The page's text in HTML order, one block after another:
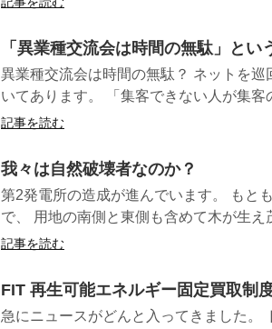
「異業種交流会は時間の無駄」とい
異業種交流会は時間の無駄？ ネットを
いてあります。 「集客できない人が集客
記事を読む
我々は自然破壊者なのか？
第2発電所の造成が進んでいます。 もと
で、 用地の南側と東側も含めて木が生え
記事を読む
FIT 再生可能エネルギー固定買取制
急にニュースがどんと入ってきました。